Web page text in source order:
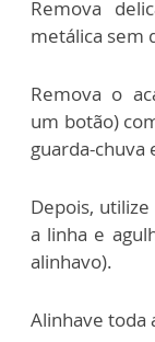
Remova
metálica sem
Remova o
um botão)
guarda-chuva
Depois,
a linha e
alinhavo).
Alinhave toda